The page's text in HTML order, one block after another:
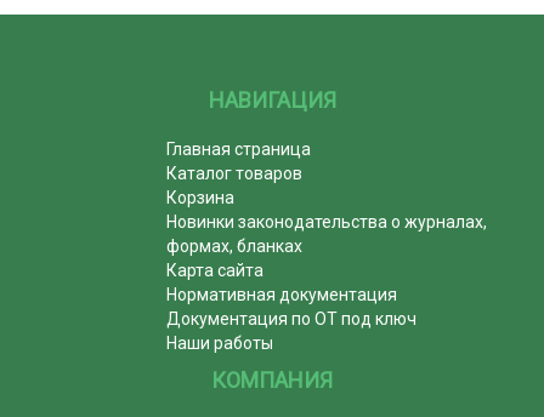
НАВИГАЦИЯ
Главная страница
Каталог товаров
Корзина
Новинки законодательства о журналах,
формах, бланках
Карта сайта
Нормативная документация
Документация по ОТ под ключ
Наши работы
КОМПАНИЯ